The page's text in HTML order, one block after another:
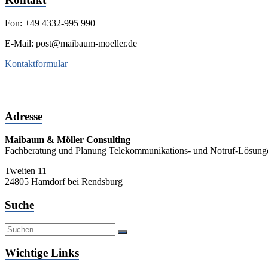
Fon: +49 4332-995 990
E-Mail: post@maibaum-moeller.de
Kontaktformular
Adresse
Maibaum & Möller Consulting
Fachberatung und Planung Telekommunikations- und Notruf-
Tweiten 11
24805 Hamdorf bei Rendsburg
Suche
Wichtige Links